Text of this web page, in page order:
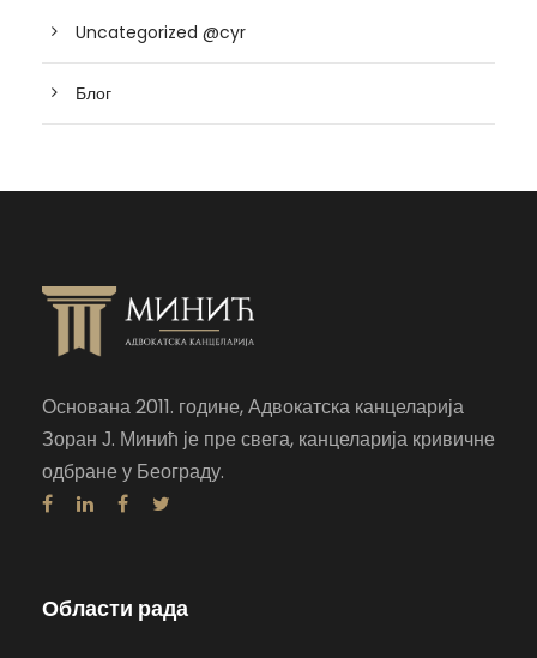
Uncategorized @cyr
Блог
Основана 2011. године, Адвокатска канцеларија
Зоран Ј. Минић је пре свега, канцеларија кривичне
одбране у Београду.
Области рада